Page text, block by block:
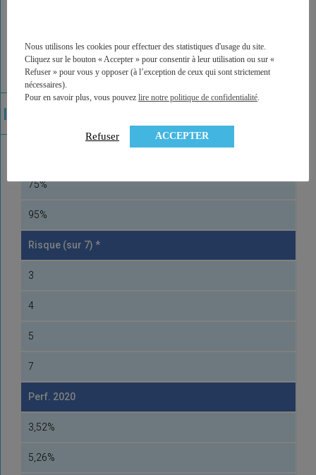
Profil
Offensif
Part max en actifs risqués
75%
95%
Risque (sur 7) *
3
4
5
7
Perf. 2020
3,52%
5,26%
Nous utilisons les cookies pour effectuer des statistiques d'usage du site.
Cliquez sur le bouton « Accepter » pour consentir à leur utilisation ou sur «
Refuser » pour vous y opposer (à l’exception de ceux qui sont strictement
nécessaires).
Pour en savoir plus, vous pouvez lire notre politique de confidentialité
Refuser ACCEPTER